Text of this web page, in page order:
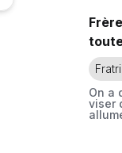
On a
viser